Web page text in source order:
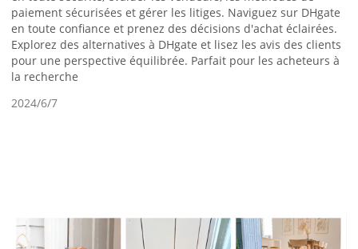
paiement sécurisées et gérer les litiges. Naviguez sur DHgate
en toute confiance et prenez des décisions d'achat éclairées.
Explorez des alternatives à DHgate et lisez les avis des clients
pour une perspective équilibrée. Parfait pour les acheteurs à
la recherche
2024/6/7